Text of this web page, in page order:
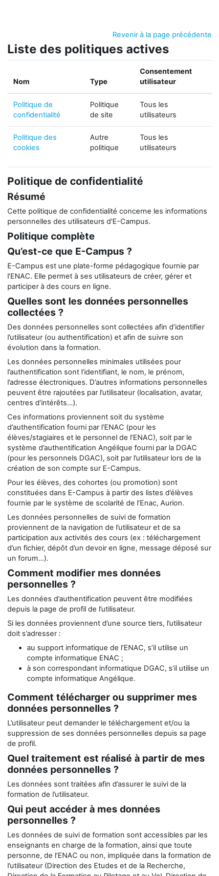
Revenir à la page précédente
Liste des politiques actives
Nom Type
Consentement
utilisateur
Politique de
confidentialité
Politique
de site
Tous les
utilisateurs
Politique des
cookies
Autre
politique
Tous les
utilisateurs
Politique de confidentialité
Résumé
Cette politique de confidentialité concerne les informations
personnelles des utilisateurs d'E-Campus.
Politique complète
Qu’est-ce que E-Campus ?
E-Campus est une plate-forme pédagogique fournie par
l’ENAC. Elle permet à ses utilisateurs de créer, gérer et
participer à des cours en ligne.
Quelles sont les données personnelles
collectées ?
Des données personnelles sont collectées afin d’identifier
l’utilisateur (ou authentification) et afin de suivre son
évolution dans la formation.
Les données personnelles minimales utilisées pour
l’authentification sont l’identifiant, le nom, le prénom,
l’adresse électroniques. D’autres informations personnelles
peuvent être rajoutées par l’utilisateur (localisation, avatar,
centres d’intérêts…).
Ces informations proviennent soit du système
d’authentification fourni par l’ENAC (pour les
élèves/stagiaires et le personnel de l’ENAC), soit par le
système d’authentification Angélique fourni par la DGAC
(pour les personnels DGAC), soit par l’utilisateur lors de la
création de son compte sur E-Campus.
Pour les élèves, des cohortes (ou promotion) sont
constituées dans E-Campus à partir des listes d’élèves
fournie par le système de scolarité de l’Enac, Aurion.
Les données personnelles de suivi de formation
proviennent de la navigation de l’utilisateur et de sa
participation aux activités des cours (ex : téléchargement
d’un fichier, dépôt d’un devoir en ligne, message déposé sur
un forum…).
Comment modifier mes données
personnelles ?
Les données d’authentification peuvent être modifiées
depuis la page de profil de l’utilisateur.
Si les données proviennent d’une source tiers, l’utilisateur
doit s’adresser :
au support informatique de l’ENAC, s’il utilise un
compte informatique ENAC ;
à son correspondant informatique DGAC, s’il utilise un
compte informatique Angélique.
Comment télécharger ou supprimer mes
données personnelles ?
L’utilisateur peut demander le téléchargement et/ou la
suppression de ses données personnelles depuis sa page
de profil.
Quel traitement est réalisé à partir de mes
données personnelles ?
Les données sont traitées afin d’assurer le suivi de la
formation de l’utilisateur.
Qui peut accéder à mes données
personnelles ?
Les données de suivi de formation sont accessibles par les
enseignants en charge de la formation, ainsi que toute
personne, de l’ENAC ou non, impliquée dans la formation de
l’utilisateur (Direction des Etudes et de la Recherche,